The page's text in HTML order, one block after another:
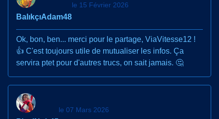
BalıkçıAdam48
le 15 Février 2026
Ok, bon, ben... merci pour le partage, ViaVitesse12 !
👍 C'est toujours utile de mutualiser les infos. Ça
servira ptet pour d'autres trucs, on sait jamais. 🤔
le 07 Mars 2026